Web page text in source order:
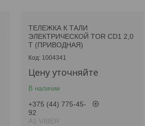
ТЕЛЕЖКА К ТАЛИ
ЭЛЕКТРИЧЕСКОЙ TOR CD1 2,0
Т (ПРИВОДНАЯ)
1004341
Цену уточняйте
В наличии
+375 (44) 775-45-
92
А1 VIBER